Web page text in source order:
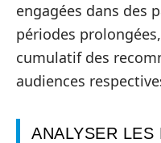
engagées dans des
périodes
cumulatif des
audiences
ANALYSER LES